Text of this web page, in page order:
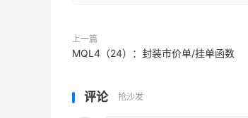
上一篇
​MQL4（24）：封装市价单/挂单函数
评论 抢沙发